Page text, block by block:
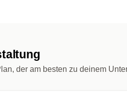
der am besten zu deinem